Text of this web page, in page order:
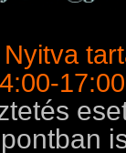
Nyitva
17:00